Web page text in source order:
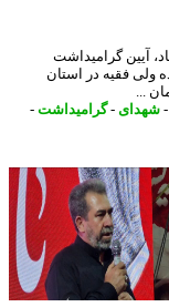
گرامیداشت
فقیه در استان
- گرامیداشت -